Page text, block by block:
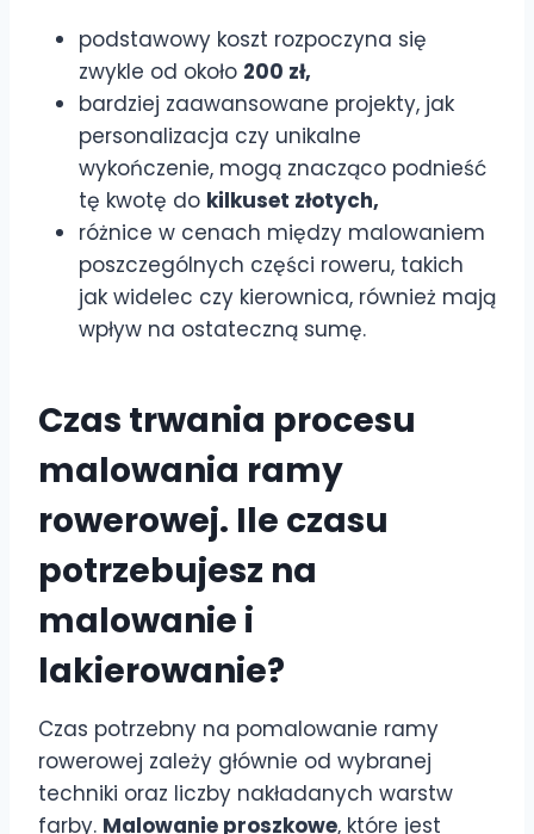
podstawowy koszt rozpoczyna się
zwykle od około 200 zł,
bardziej zaawansowane projekty, jak
personalizacja czy unikalne
wykończenie, mogą znacząco podnieść
tę kwotę do kilkuset złotych,
różnice w cenach między malowaniem
poszczególnych części roweru, takich
jak widelec czy kierownica, również mają
wpływ na ostateczną sumę.
Czas trwania procesu
malowania ramy
rowerowej. Ile czasu
potrzebujesz na
malowanie i
lakierowanie?
Czas potrzebny na pomalowanie ramy
rowerowej zależy głównie od wybranej
techniki oraz liczby nakładanych warstw
farby. Malowanie proszkowe, które jest